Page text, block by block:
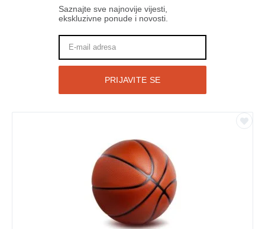
Saznajte sve najnovije vijesti,
ekskluzivne ponude i novosti.
PRIJAVITE SE